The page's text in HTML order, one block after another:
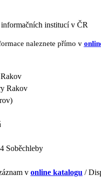
institucí v ČR
naleznete přímo v
Rakov
Soběchleby
v online katalogu /